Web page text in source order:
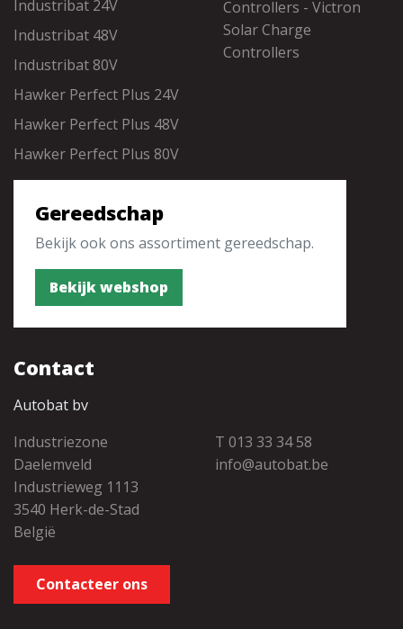
Industribat 24V
Industribat 48V
Industribat 80V
Hawker Perfect Plus 24V
Hawker Perfect Plus 48V
Hawker Perfect Plus 80V
Controllers - Victron
Solar Charge
Controllers
Gereedschap
Bekijk ook ons assortiment gereedschap.
Bekijk webshop
Contact
Autobat bv
Industriezone
Daelemveld
Industrieweg 1113
3540 Herk-de-Stad
België
T 013 33 34 58
info@autobat.be
Contacteer ons